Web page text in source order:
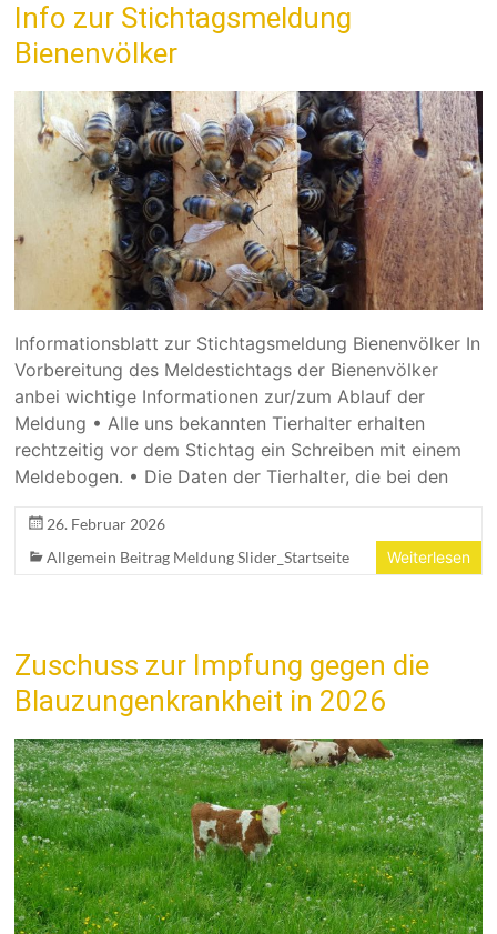
Info zur Stichtagsmeldung
Bienenvölker
Informationsblatt zur Stichtagsmeldung Bienenvölker In
Vorbereitung des Meldestichtags der Bienenvölker
anbei wichtige Informationen zur/zum Ablauf der
Meldung • Alle uns bekannten Tierhalter erhalten
rechtzeitig vor dem Stichtag ein Schreiben mit einem
Meldebogen. • Die Daten der Tierhalter, die bei den
26. Februar 2026
Allgemein Beitrag Meldung Slider_Startseite
Weiterlesen
Zuschuss zur Impfung gegen die
Blauzungenkrankheit in 2026